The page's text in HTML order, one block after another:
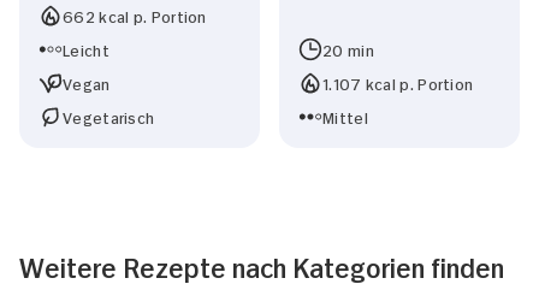
662 kcal p. Portion
Leicht
Vegan
Vegetarisch
20 min
1.107 kcal p. Portion
Mittel
Weitere Rezepte nach Kategorien finden